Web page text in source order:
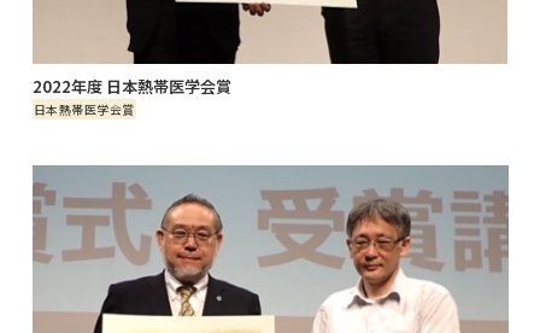
2022年度 日本熱帯医学会賞
日本熱帯医学会賞